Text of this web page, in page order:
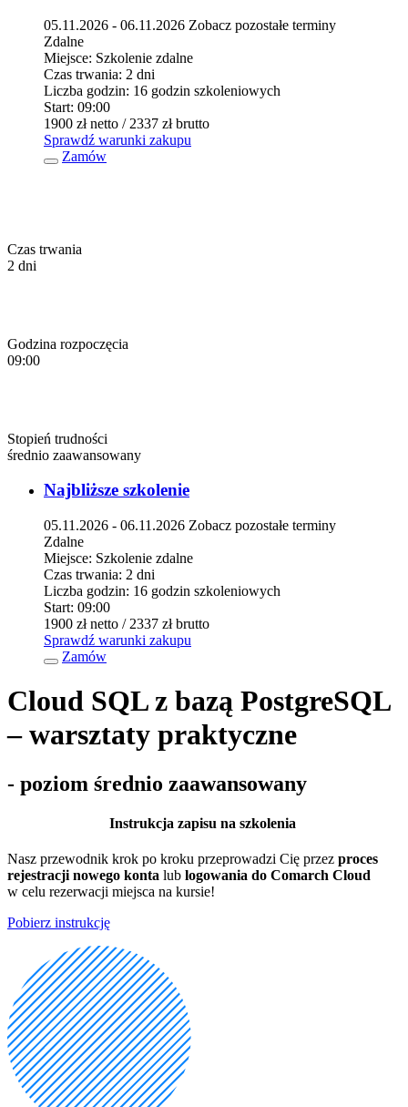
05.11.2026 - 06.11.2026 Zobacz pozostałe terminy
Zdalne
Miejsce: Szkolenie zdalne
Czas trwania: 2 dni
Liczba godzin: 16 godzin szkoleniowych
Start: 09:00
1900 złnetto / 2337 złbrutto
Sprawdź warunki zakupu
Zamów
Czas trwania
2 dni
Godzina rozpoczęcia
09:00
Stopień trudności
średnio zaawansowany
Najbliższe szkolenie
05.11.2026 - 06.11.2026 Zobacz pozostałe terminy
Zdalne
Miejsce: Szkolenie zdalne
Czas trwania: 2 dni
Liczba godzin: 16 godzin szkoleniowych
Start: 09:00
1900 złnetto / 2337 złbrutto
Sprawdź warunki zakupu
Zamów
Cloud SQL z bazą PostgreSQL
– warsztaty praktyczne
- poziom średnio zaawansowany
Instrukcja zapisu na szkolenia
Nasz przewodnik krok po kroku przeprowadzi Cię przez proces
rejestracji nowego konta lub logowania do Comarch Cloud
w celu rezerwacji miejsca na kursie!
Pobierz instrukcję